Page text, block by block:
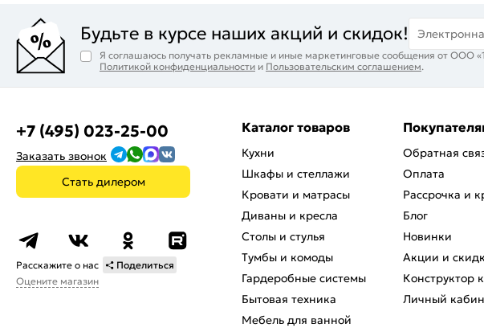
Будьте в курсе наших акций и скидок!
Я соглашаюсь получать рекламные и иные маркетинговые сообщения от ООО
Политикой конфиденциальности и Пользовательским соглашением.
+7 (495) 023-25-00
Заказать звонок
Стать дилером
Расскажите о нас
Поделиться
Оцените магазин
Каталог товаров
Кухни
Шкафы и стеллажи
Кровати и матрасы
Диваны и кресла
Столы и стулья
Тумбы и комоды
Гардеробные системы
Бытовая техника
Мебель для ванной
Обратная
Оплата
Рассрочка и
Блог
Новинки
Акции и
Конструктор
Личный